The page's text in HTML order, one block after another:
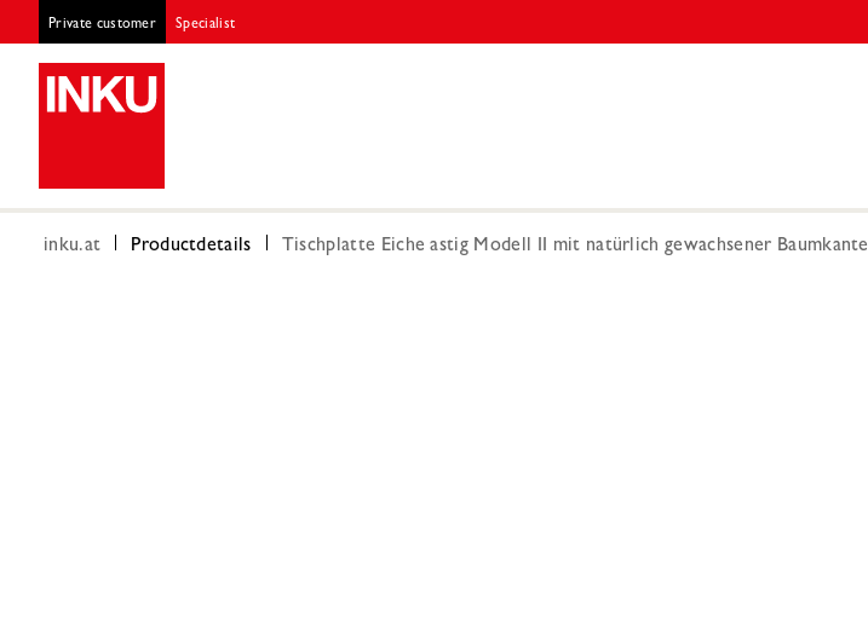
Private customer Specialist
inku.at Productdetails Tischplatte Eiche astig Modell II mit natürlich gewachsener Baumkante